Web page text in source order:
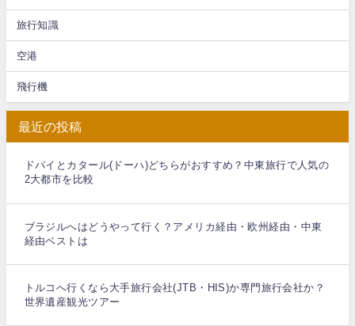
旅行知識
空港
飛行機
最近の投稿
ドバイとカタール(ドーハ)どちらがおすすめ？中東旅行で人気の
2大都市を比較
ブラジルへはどうやって行く？アメリカ経由・欧州経由・中東
経由ベストは
トルコへ行くなら大手旅行会社(JTB・HIS)か専門旅行会社か？
世界遺産観光ツアー